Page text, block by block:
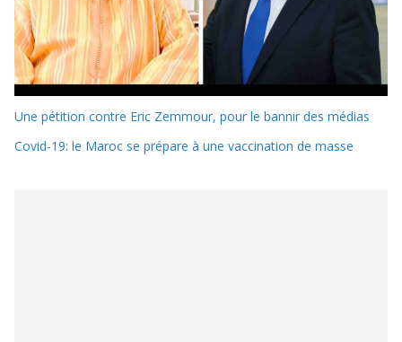
Une pétition contre Eric Zemmour, pour le bannir des médias
Covid-19: le Maroc se prépare à une vaccination de masse